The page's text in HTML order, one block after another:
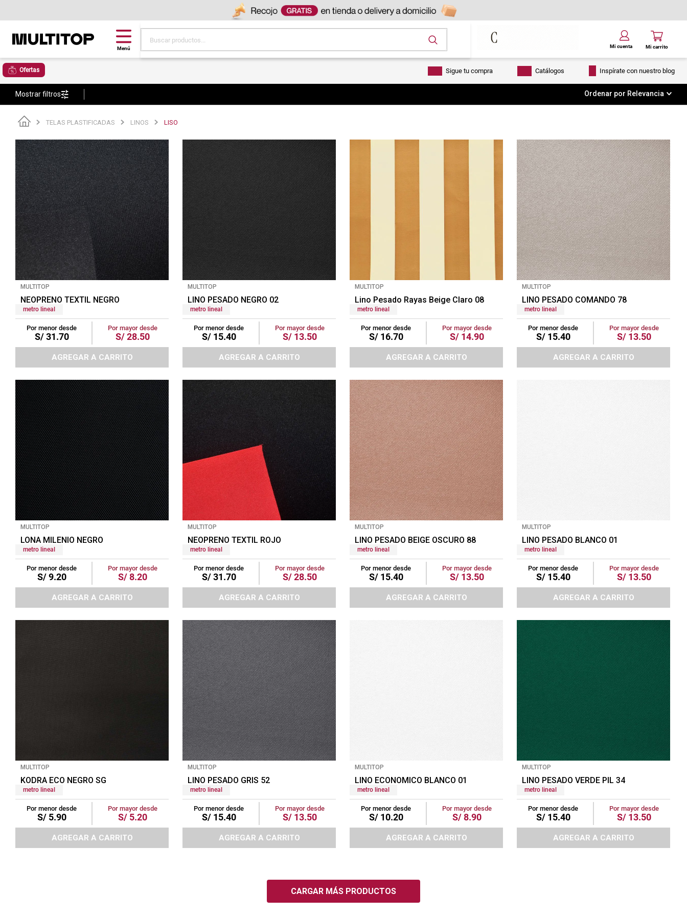
Ofertas Sigue tu compra Catálogos Inspírate con nuestro blog
Mostrar filtros Ordenar por Relevancia
TELAS PLASTIFICADAS LINOS LISO
MULTITOP
NEOPRENO TEXTIL NEGRO
metro lineal
Por menor desde
S/ 31.70
Por mayor desde
S/ 28.50
AGREGAR A CARRITO
MULTITOP
LINO PESADO NEGRO 02
metro lineal
Por menor desde
S/ 15.40
Por mayor desde
S/ 13.50
AGREGAR A CARRITO
MULTITOP
Lino Pesado Rayas Beige Claro 08
metro lineal
Por menor desde
S/ 16.70
Por mayor desde
S/ 14.90
AGREGAR A CARRITO
MULTITOP
LINO PESADO COMANDO 78
metro lineal
Por menor desde
S/ 15.40
Por mayor desde
S/ 13.50
AGREGAR A CARRITO
MULTITOP
LONA MILENIO NEGRO
metro lineal
Por menor desde
S/ 9.20
Por mayor desde
S/ 8.20
AGREGAR A CARRITO
MULTITOP
NEOPRENO TEXTIL ROJO
metro lineal
Por menor desde
S/ 31.70
Por mayor desde
S/ 28.50
AGREGAR A CARRITO
MULTITOP
LINO PESADO BEIGE OSCURO 88
metro lineal
Por menor desde
S/ 15.40
Por mayor desde
S/ 13.50
AGREGAR A CARRITO
MULTITOP
LINO PESADO BLANCO 01
metro lineal
Por menor desde
S/ 15.40
Por mayor desde
S/ 13.50
AGREGAR A CARRITO
MULTITOP
KODRA ECO NEGRO SG
metro lineal
Por menor desde
S/ 5.90
Por mayor desde
S/ 5.20
AGREGAR A CARRITO
MULTITOP
LINO PESADO GRIS 52
metro lineal
Por menor desde
S/ 15.40
Por mayor desde
S/ 13.50
AGREGAR A CARRITO
MULTITOP
LINO ECONOMICO BLANCO 01
metro lineal
Por menor desde
S/ 10.20
Por mayor desde
S/ 8.90
AGREGAR A CARRITO
MULTITOP
LINO PESADO VERDE PIL 34
metro lineal
Por menor desde
S/ 15.40
Por mayor desde
S/ 13.50
AGREGAR A CARRITO
tela
piso
lona
cojin
pisos
tapete